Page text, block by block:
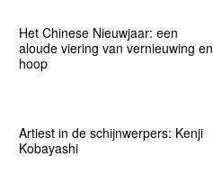
Het Chinese Nieuwjaar: een
aloude viering van vernieuwing en
hoop
Artiest in de schijnwerpers: Kenji
Kobayashi